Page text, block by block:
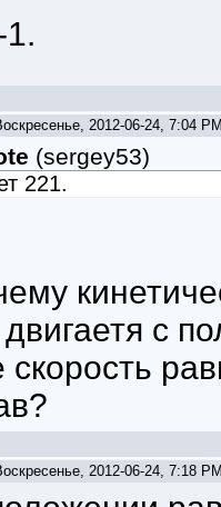
2012-06-24, 7:04
(sergey53)
221.
с
скорость
2012-06-24, 7:18